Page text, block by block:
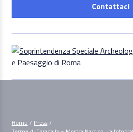
Contattaci
Home / Press /